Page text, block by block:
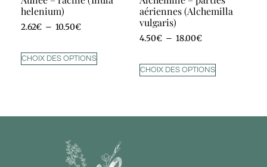
helenium)
2.62€ – 10.50€
CHOIX DES OPTIONS
aériennes (Alchemilla
vulgaris)
4.50€ – 18.00€
CHOIX DES OPTIONS